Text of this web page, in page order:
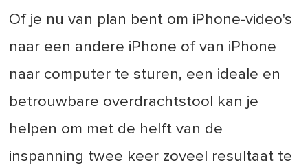
Of je nu van plan bent om iPhone-video's
naar een andere iPhone of van iPhone
naar computer te sturen, een ideale en
betrouwbare overdrachtstool kan je
helpen om met de helft van de
inspanning twee keer zoveel resultaat te